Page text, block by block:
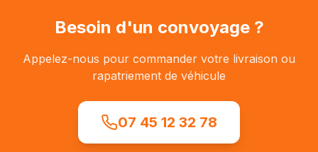
Besoin d'un convoyage ?
Appelez-nous pour commander votre livraison ou
rapatriement de véhicule
07 45 12 32 78